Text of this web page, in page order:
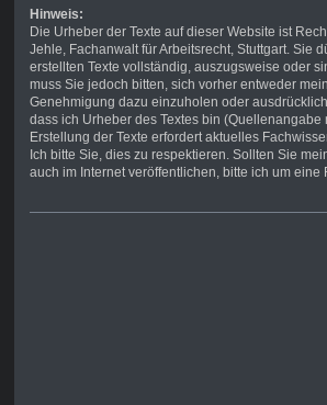
Hinweis:
Die Urheber der Texte auf dieser Website ist
Jehle, Fachanwalt für Arbeitsrecht, Stuttgart. Sie
erstellten Texte vollständig, auszugsweise oder
muss Sie jedoch bitten, sich vorher entweder
Genehmigung dazu einzuholen oder
dass ich Urheber des Textes bin (Quellenangabe
Erstellung der Texte erfordert aktuelles
Ich bitte Sie, dies zu respektieren. Sollten Sie
auch im Internet veröffentlichen, bitte ich um eine